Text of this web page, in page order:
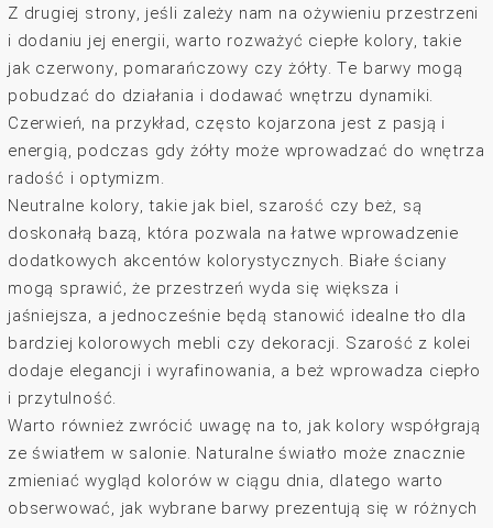
Z drugiej strony, jeśli zależy nam na ożywieniu przestrzeni
i dodaniu jej energii, warto rozważyć ciepłe kolory, takie
jak czerwony, pomarańczowy czy żółty. Te barwy mogą
pobudzać do działania i dodawać wnętrzu dynamiki.
Czerwień, na przykład, często kojarzona jest z pasją i
energią, podczas gdy żółty może wprowadzać do wnętrza
radość i optymizm.
Neutralne kolory, takie jak biel, szarość czy beż, są
doskonałą bazą, która pozwala na łatwe wprowadzenie
dodatkowych akcentów kolorystycznych. Białe ściany
mogą sprawić, że przestrzeń wyda się większa i
jaśniejsza, a jednocześnie będą stanowić idealne tło dla
bardziej kolorowych mebli czy dekoracji. Szarość z kolei
dodaje elegancji i wyrafinowania, a beż wprowadza ciepło
i przytulność.
Warto również zwrócić uwagę na to, jak kolory współgrają
ze światłem w salonie. Naturalne światło może znacznie
zmieniać wygląd kolorów w ciągu dnia, dlatego warto
obserwować, jak wybrane barwy prezentują się w różnych